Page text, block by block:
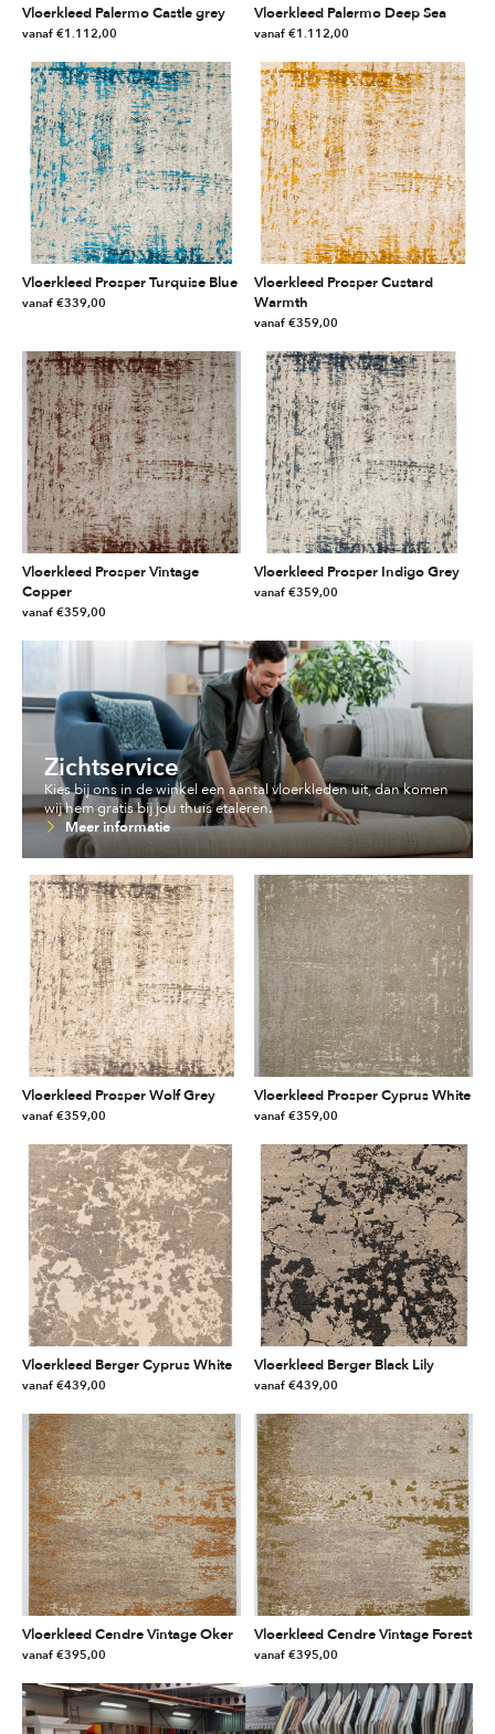
Vloerkleed Palermo Castle grey
vanaf€1.112,00
product
heeft
meerdere
variaties.
Deze
optie
kan
gekozen
worden
op
de
Vloerkleed Palermo Deep Sea
vanaf€1.112,00
product
heeft
meerdere
variaties.
Deze
optie
kan
gekozen
worden
op
de
productpagina
Vloerkleed Prosper Turquise Blue
vanaf€339,00
product
heeft
meerdere
variaties.
Deze
optie
kan
gekozen
worden
op
de
productpagina
Vloerkleed Prosper Custard
Warmth
vanaf€359,00
product
heeft
meerdere
variaties.
Deze
optie
kan
gekozen
worden
op
de
Vloerkleed Prosper Vintage
Copper
vanaf€359,00
meerdere
variaties.
optie
kan
gekozen
de
productpagina
Vloerkleed Prosper Indigo Grey
vanaf€359,00
product
heeft
meerdere
variaties.
Deze
optie
kan
gekozen
worden
productpagina
Zichtservice
Kies bij ons in de winkel een aantal vloerkleden uit, dan komen
wij hem gratis bij jou thuis etaleren.
Meer informatie
Vloerkleed Prosper Wolf Grey
vanaf€359,00
product
heeft
meerdere
variaties.
Deze
optie
kan
gekozen
worden
op
de
productpagina
Vloerkleed Prosper Cyprus White
vanaf€359,00
product
heeft
meerdere
variaties.
Deze
optie
kan
gekozen
worden
op
de
productpagina
Vloerkleed Berger Cyprus White
vanaf€439,00
product
heeft
meerdere
variaties.
Deze
optie
kan
gekozen
worden
op
de
productpagina
Vloerkleed Berger Black Lily
vanaf€439,00
product
heeft
meerdere
variaties.
Deze
optie
kan
gekozen
worden
op
de
productpagina
Vloerkleed Cendre Vintage Oker
vanaf€395,00
product
heeft
Vloerkleed Cendre Vintage Forest
vanaf€395,00
product
heeft